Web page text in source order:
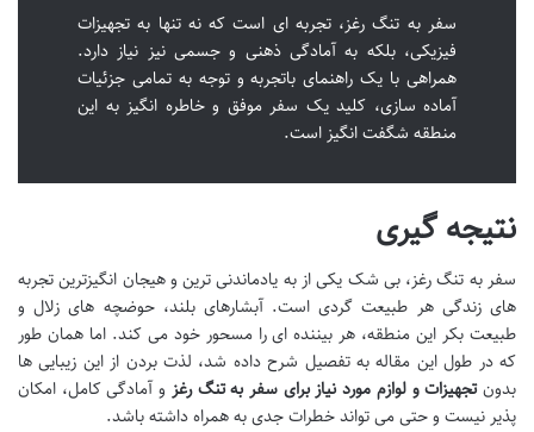
سفر به تنگ رغز، تجربه ای است که نه تنها به تجهیزات
فیزیکی، بلکه به آمادگی ذهنی و جسمی نیز نیاز دارد.
همراهی با یک راهنمای باتجربه و توجه به تمامی جزئیات
آماده سازی، کلید یک سفر موفق و خاطره انگیز به این
منطقه شگفت انگیز است.
نتیجه گیری
سفر به تنگ رغز، بی شک یکی از به یادماندنی ترین و هیجان انگیزترین تجربه
های زندگی هر طبیعت گردی است. آبشارهای بلند، حوضچه های زلال و
طبیعت بکر این منطقه، هر بیننده ای را مسحور خود می کند. اما همان طور
که در طول این مقاله به تفصیل شرح داده شد، لذت بردن از این زیبایی ها
بدونتجهیزات و لوازم مورد نیاز برای سفر به تنگ رغز و آمادگی کامل، امکان
پذیر نیست و حتی می تواند خطرات جدی به همراه داشته باشد.